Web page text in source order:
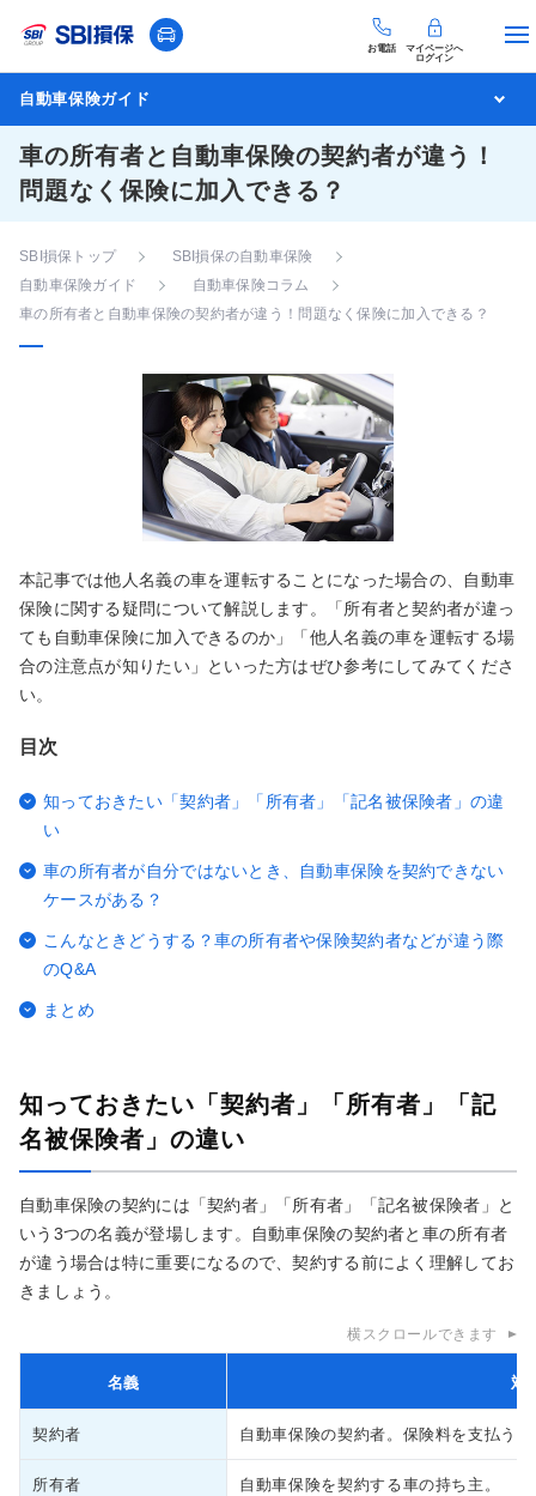
お電話
マイページへ
ログイン
自動車保険ガイド
車の所有者と自動車保険の契約者が違う！
問題なく保険に加入できる？
SBI損保トップ
SBI損保の自動車保険
自動車保険ガイド
自動車保険コラム
車の所有者と自動車保険の契約者が違う！問題なく保険に加入できる？
本記事では他人名義の車を運転することになった場合の、自動車
保険に関する疑問について解説します。「所有者と契約者が違っ
ても自動車保険に加入できるのか」「他人名義の車を運転する場
合の注意点が知りたい」といった方はぜひ参考にしてみてくださ
い。
目次
知っておきたい「契約者」「所有者」「記名被保険者」の違
い
車の所有者が自分ではないとき、自動車保険を契約できない
ケースがある？
こんなときどうする？車の所有者や保険契約者などが違う際
のQ&A
まとめ
知っておきたい「契約者」「所有者」「記
名被保険者」の違い
自動車保険の契約には「契約者」「所有者」「記名被保険者」と
いう3つの名義が登場します。自動車保険の契約者と車の所有者
が違う場合は特に重要になるので、契約する前によく理解してお
きましょう。
横スクロールできます
名義 対
契約者 自動車保険の契約者。保険料を支払う
所有者 自動車保険を契約する車の持ち主。